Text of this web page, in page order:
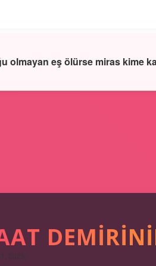
2025
olmayan eş ölürse miras kime